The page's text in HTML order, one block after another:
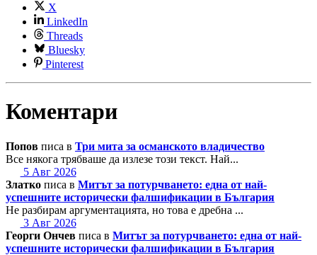
X
LinkedIn
Threads
Bluesky
Pinterest
Коментари
Попов писа в Три мита за османското владичество
Все някога трябваше да излезе този текст. Най...
5 Авг 2026
Златко писа в Митът за потурчването: една от най-
успешните исторически фалшификации в България
Не разбирам аргументацията, но това е дребна ...
3 Авг 2026
Георги Ончев писа в Митът за потурчването: една от най-
успешните исторически фалшификации в България